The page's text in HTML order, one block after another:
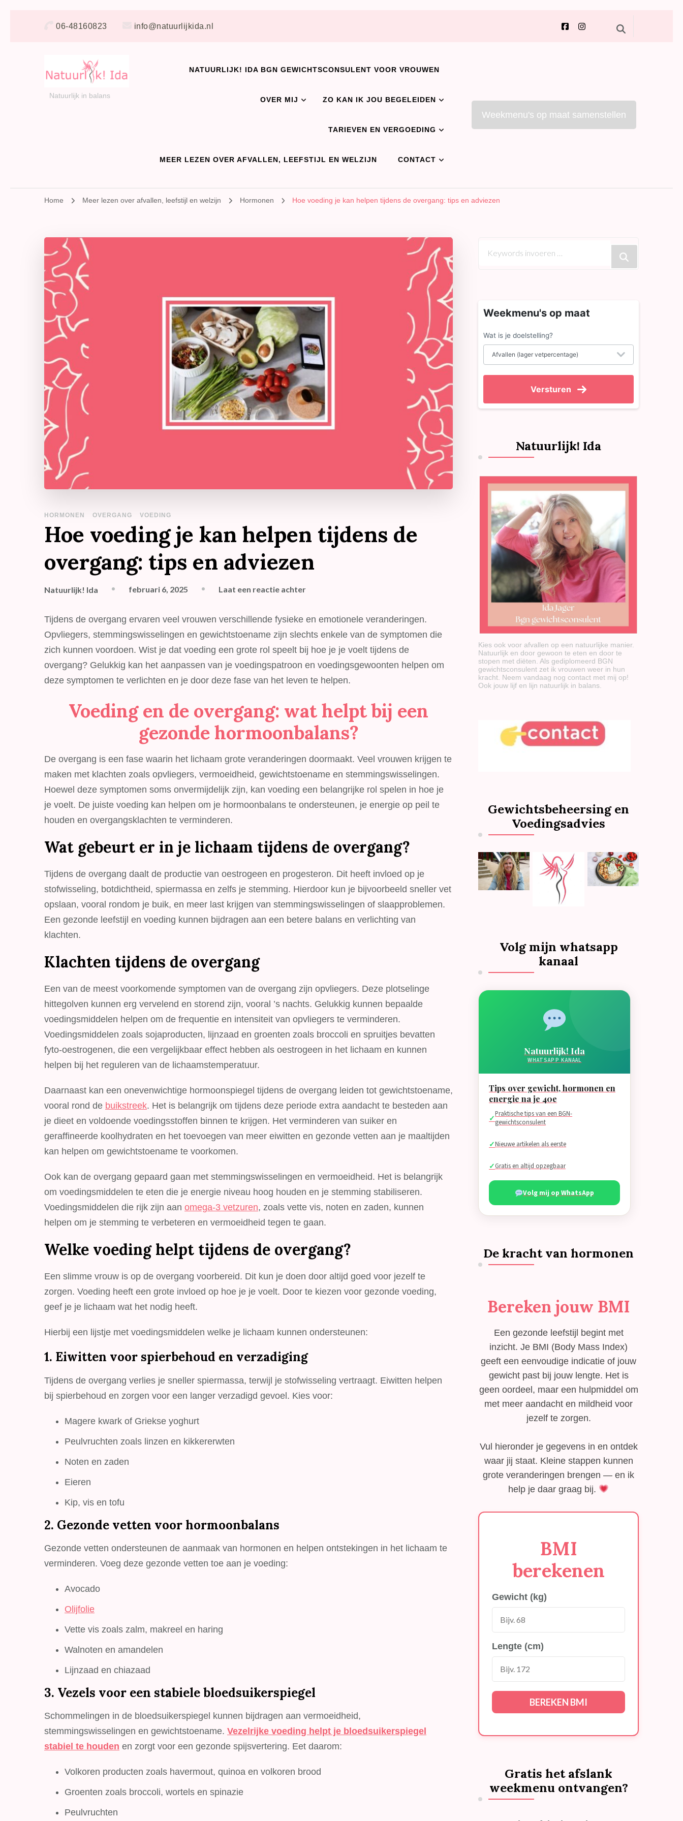
06-48160823 info@natuurlijkida.nl
Natuurlijk in balans
NATUURLIJK! IDA BGN GEWICHTSCONSULENT VOOR VROUWEN
OVER MIJ ZO KAN IK JOU BEGELEIDEN
TARIEVEN EN VERGOEDING
MEER LEZEN OVER AFVALLEN, LEEFSTIJL EN WELZIJN CONTACT
Weekmenu's op maat samenstellen
Home Meer lezen over afvallen, leefstijl en welzijn Hormonen Hoe voeding je kan helpen tijdens de overgang: tips en adviezen
HORMONEN OVERGANG VOEDING
Hoe voeding je kan helpen tijdens de
overgang: tips en adviezen
Natuurlijk! Ida februari 6, 2025 Laat een reactie achterop
voeding
je
helpen
tijdens
de
tips
en
adviezen
Tijdens de overgang ervaren veel vrouwen verschillende fysieke en emotionele veranderingen.
Opvliegers, stemmingswisselingen en gewichtstoename zijn slechts enkele van de symptomen die
zich kunnen voordoen. Wist je dat voeding een grote rol speelt bij hoe je je voelt tijdens de
overgang? Gelukkig kan het aanpassen van je voedingspatroon en voedingsgewoonten helpen om
deze symptomen te verlichten en je door deze fase van het leven te helpen.
Voeding en de overgang: wat helpt bij een
gezonde hormoonbalans?
De overgang is een fase waarin het lichaam grote veranderingen doormaakt. Veel vrouwen krijgen te
maken met klachten zoals opvliegers, vermoeidheid, gewichtstoename en stemmingswisselingen.
Hoewel deze symptomen soms onvermijdelijk zijn, kan voeding een belangrijke rol spelen in hoe je
je voelt. De juiste voeding kan helpen om je hormoonbalans te ondersteunen, je energie op peil te
houden en overgangsklachten te verminderen.
Wat gebeurt er in je lichaam tijdens de overgang?
Tijdens de overgang daalt de productie van oestrogeen en progesteron. Dit heeft invloed op je
stofwisseling, botdichtheid, spiermassa en zelfs je stemming. Hierdoor kun je bijvoorbeeld sneller vet
opslaan, vooral rondom je buik, en meer last krijgen van stemmingswisselingen of slaapproblemen.
Een gezonde leefstijl en voeding kunnen bijdragen aan een betere balans en verlichting van
klachten.
Klachten tijdens de overgang
Een van de meest voorkomende symptomen van de overgang zijn opvliegers. Deze plotselinge
hittegolven kunnen erg vervelend en storend zijn, vooral ’s nachts. Gelukkig kunnen bepaalde
voedingsmiddelen helpen om de frequentie en intensiteit van opvliegers te verminderen.
Voedingsmiddelen zoals sojaproducten, lijnzaad en groenten zoals broccoli en spruitjes bevatten
fyto-oestrogenen, die een vergelijkbaar effect hebben als oestrogeen in het lichaam en kunnen
helpen bij het reguleren van de lichaamstemperatuur.
Daarnaast kan een onevenwichtige hormoonspiegel tijdens de overgang leiden tot gewichtstoename,
vooral rond de buikstreek. Het is belangrijk om tijdens deze periode extra aandacht te besteden aan
je dieet en voldoende voedingsstoffen binnen te krijgen. Het verminderen van suiker en
geraffineerde koolhydraten en het toevoegen van meer eiwitten en gezonde vetten aan je maaltijden
kan helpen om gewichtstoename te voorkomen.
Ook kan de overgang gepaard gaan met stemmingswisselingen en vermoeidheid. Het is belangrijk
om voedingsmiddelen te eten die je energie niveau hoog houden en je stemming stabiliseren.
Voedingsmiddelen die rijk zijn aan omega-3 vetzuren, zoals vette vis, noten en zaden, kunnen
helpen om je stemming te verbeteren en vermoeidheid tegen te gaan.
Welke voeding helpt tijdens de overgang?
Een slimme vrouw is op de overgang voorbereid. Dit kun je doen door altijd goed voor jezelf te
zorgen. Voeding heeft een grote invloed op hoe je je voelt. Door te kiezen voor gezonde voeding,
geef je je lichaam wat het nodig heeft.
Hierbij een lijstje met voedingsmiddelen welke je lichaam kunnen ondersteunen:
1. Eiwitten voor spierbehoud en verzadiging
Tijdens de overgang verlies je sneller spiermassa, terwijl je stofwisseling vertraagt. Eiwitten helpen
bij spierbehoud en zorgen voor een langer verzadigd gevoel. Kies voor:
Magere kwark of Griekse yoghurt
Peulvruchten zoals linzen en kikkererwten
Noten en zaden
Eieren
Kip, vis en tofu
2. Gezonde vetten voor hormoonbalans
Gezonde vetten ondersteunen de aanmaak van hormonen en helpen ontstekingen in het lichaam te
verminderen. Voeg deze gezonde vetten toe aan je voeding:
Avocado
Olijfolie
Vette vis zoals zalm, makreel en haring
Walnoten en amandelen
Lijnzaad en chiazaad
3. Vezels voor een stabiele bloedsuikerspiegel
Schommelingen in de bloedsuikerspiegel kunnen bijdragen aan vermoeidheid,
stemmingswisselingen en gewichtstoename. Vezelrijke voeding helpt je bloedsuikerspiegel
stabiel te houden en zorgt voor een gezonde spijsvertering. Eet daarom:
Volkoren producten zoals havermout, quinoa en volkoren brood
Groenten zoals broccoli, wortels en spinazie
Peulvruchten
zoek
Weekmenu's op maat
Wat is je doelstelling?
Versturen
Natuurlijk! Ida
Kies ook voor afvallen op een natuurlijke manier.
Natuurlijk en door gewoon te eten en door te
stopen met diëten. Als gediplomeerd BGN
gewichtsconsulent zet ik vrouwen weer in hun
kracht. Neem vandaag nog contact met mij op!
Ook jouw lijf en lijn natuurlijk in balans.
Gewichtsbeheersing en
Voedingsadvies
Volg mijn whatsapp
kanaal
Natuurlijk! Ida
WHATSAPP KANAAL
Tips over gewicht, hormonen en
energie na je 40e
Praktische tips van een BGN-
gewichtsconsulent
Nieuwe artikelen als eerste
Gratis en altijd opzegbaar
Volg mij op WhatsApp
De kracht van hormonen
Bereken jouw BMI
Een gezonde leefstijl begint met
inzicht. Je BMI (Body Mass Index)
geeft een eenvoudige indicatie of jouw
gewicht past bij jouw lengte. Het is
geen oordeel, maar een hulpmiddel om
met meer aandacht en mildheid voor
jezelf te zorgen.
Vul hieronder je gegevens in en ontdek
waar jij staat. Kleine stappen kunnen
grote veranderingen brengen — en ik
help je daar graag bij.
BMI
berekenen
Gewicht (kg)
Lengte (cm)
BEREKEN BMI
Gratis het afslank
weekmenu ontvangen?